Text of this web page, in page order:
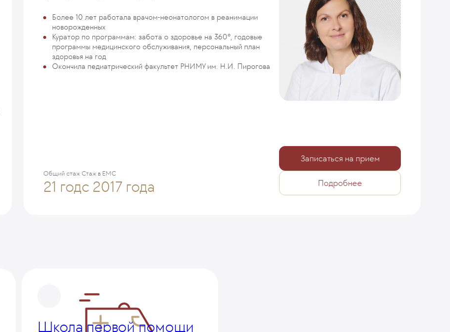
Более 10 лет работала врачом-неонатологом в реанимации
новорожденных
Куратор по программам: забота о здоровье на 360°, годовые
программы медицинского обслуживания, персональный план
здоровья на год
Окончила педиатрический факультет РНИМУ им. Н.И. Пирогова
Общий стаж
21 год
Стаж в ЕМС
с 2017 года
Записаться на прием
Подробнее
Школа первой помощи